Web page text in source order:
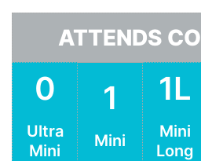
ATTENDS
0
Ultra
Mini
1
Mini
1L
Mini
Long